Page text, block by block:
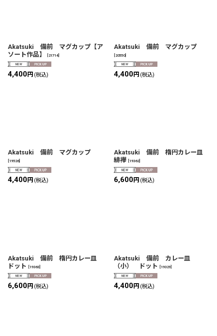
Akatsuki 備前 マグカップ【ア
ソート作品】
21714]
4,400円 (税込)
Akatsuki 備前 マグカップ
20550]
4,400円 (税込)
Akatsuki 備前 マグカップ
19526]
4,400円 (税込)
Akatsuki 備前 楕円カレー皿
緋襷
19362]
6,600円 (税込)
Akatsuki 備前 楕円カレー皿
ドット
[19363]
6,600円 (税込)
Akatsuki 備前 カレー皿
（小） ドット
[19329]
4,400円 (税込)